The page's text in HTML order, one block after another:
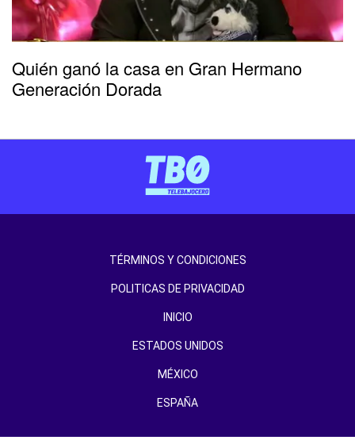
Quién ganó la casa en Gran Hermano
Generación Dorada
TÉRMINOS Y CONDICIONES
POLITICAS DE PRIVACIDAD
INICIO
ESTADOS UNIDOS
MÉXICO
ESPAÑA